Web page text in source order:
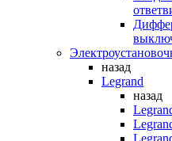
назад
Legrand
назад